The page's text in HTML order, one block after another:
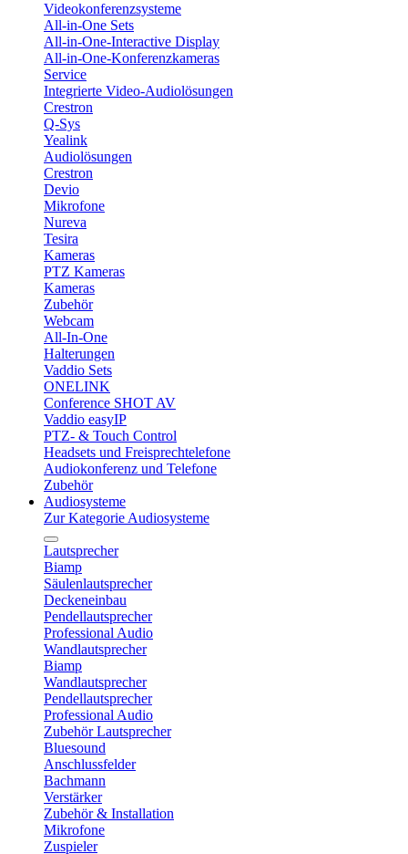
Videokonferenzsysteme
All-in-One Sets
All-in-One-Interactive Display
All-in-One-Konferenzkameras
Service
Integrierte Video-Audiolösungen
Crestron
Q-Sys
Yealink
Audiolösungen
Crestron
Devio
Mikrofone
Nureva
Tesira
Kameras
PTZ Kameras
Kameras
Zubehör
Webcam
All-In-One
Halterungen
Vaddio Sets
ONELINK
Conference SHOT AV
Vaddio easyIP
PTZ- & Touch Control
Headsets und Freisprechtelefone
Audiokonferenz und Telefone
Zubehör
Audiosysteme
Zur Kategorie Audiosysteme
Lautsprecher
Biamp
Säulenlautsprecher
Deckeneinbau
Pendellautsprecher
Professional Audio
Wandlautsprecher
Biamp
Wandlautsprecher
Pendellautsprecher
Professional Audio
Zubehör Lautsprecher
Bluesound
Anschlussfelder
Bachmann
Verstärker
Zubehör & Installation
Mikrofone
Zuspieler